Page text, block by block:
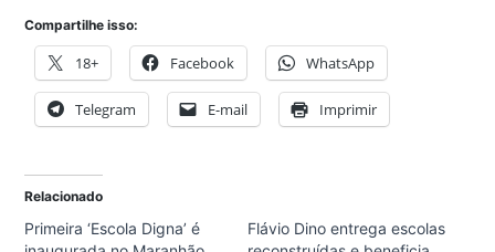
Compartilhe isso:
18+ Facebook WhatsApp
Telegram E-mail Imprimir
Relacionado
Primeira ‘Escola Digna’ é
Flávio Dino entrega escolas